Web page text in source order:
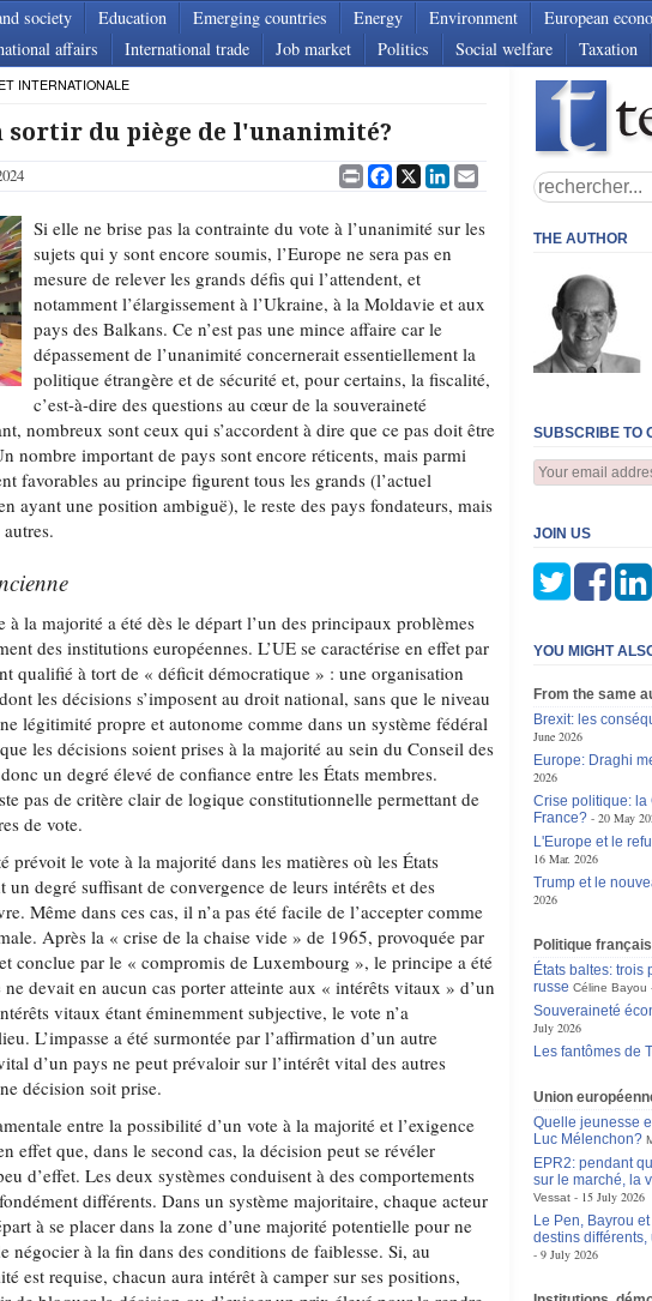
society Education Emerging countries Energy Environment European
affairs International trade Job market Politics Social welfare Taxation
INTERNATIONALE
sortir du piège de l'unanimité?
PrintFacebook
X LinkedIn
Email
Si elle ne brise pas la contrainte du vote à l’unanimité sur les
sujets qui y sont encore soumis, l’Europe ne sera pas en
mesure de relever les grands défis qui l’attendent, et
notamment l’élargissement à l’Ukraine, à la Moldavie et aux
pays des Balkans. Ce n’est pas une mince affaire car le
dépassement de l’unanimité concernerait essentiellement la
politique étrangère et de sécurité et, pour certains, la fiscalité,
c’est-à-dire des questions au cœur de la souveraineté
nombreux sont ceux qui s’accordent à dire que ce pas doit être
nombre important de pays sont encore réticents, mais parmi
favorables au principe figurent tous les grands (l’actuel
ayant une position ambiguë), le reste des pays fondateurs, mais
à la majorité a été dès le départ l’un des principaux problèmes
des institutions européennes. L’UE se caractérise en effet par
qualifié à tort de « déficit démocratique » : une organisation
les décisions s’imposent au droit national, sans que le niveau
légitimité propre et autonome comme dans un système fédéral
les décisions soient prises à la majorité au sein du Conseil des
un degré élevé de confiance entre les États membres.
pas de critère clair de logique constitutionnelle permettant de
de vote.
prévoit le vote à la majorité dans les matières où les États
un degré suffisant de convergence de leurs intérêts et des
Même dans ces cas, il n’a pas été facile de l’accepter comme
Après la « crise de la chaise vide » de 1965, provoquée par
conclue par le « compromis de Luxembourg », le principe a été
ne devait en aucun cas porter atteinte aux « intérêts vitaux » d’un
vitaux étant éminemment subjective, le vote n’a
L’impasse a été surmontée par l’affirmation d’un autre
d’un pays ne peut prévaloir sur l’intérêt vital des autres
décision soit prise.
entre la possibilité d’un vote à la majorité et l’exigence
effet que, dans le second cas, la décision peut se révéler
d’effet. Les deux systèmes conduisent à des comportements
différents. Dans un système majoritaire, chaque acteur
à se placer dans la zone d’une majorité potentielle pour ne
négocier à la fin dans des conditions de faiblesse. Si, au
est requise, chacun aura intérêt à camper sur ses positions,
THE AUTHOR
SUBSCRIBE TO
JOIN US
YOU MIGHT
From the same
Brexit: les
June 2026
Europe: Draghi
2026
Crise politique: la
France?
20 May
L'Europe et le
16 Mar. 2026
Trump et le
2026
Politique
États baltes: trois
russe Céline Bayou
Souveraineté
July 2026
Les fantômes de
Union
Quelle jeunesse
Luc Mélenchon?
EPR2: pendant
sur le marché, la
Vessat
15 July 2026
Le Pen, Bayrou
destins
9 July 2026